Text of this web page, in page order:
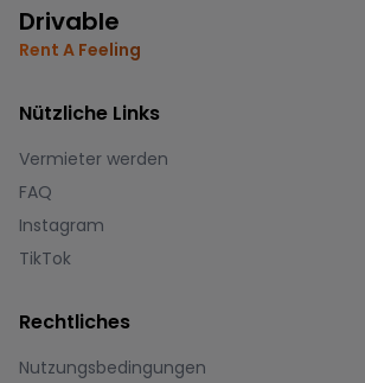
Drivable
Rent A Feeling
Nützliche Links
Vermieter werden
FAQ
Instagram
TikTok
Rechtliches
Nutzungsbedingungen